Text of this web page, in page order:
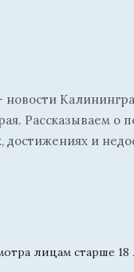
Рассказываем о
и
лицам старше 18